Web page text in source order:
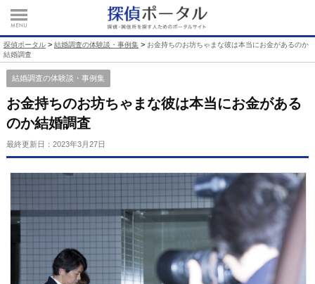
探偵ポータル > 結婚調査の体験談・事例集 > お金持ちのお坊ちゃまな彼は本当にお金があるのか
結婚調査
結婚調査の体験談・事例集
お金持ちのお坊ちゃまな彼は本当にお金がある
のか結婚調査
最終更新日： 2023年3月27日